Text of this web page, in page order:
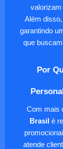
Além
garantindo
que
Por
Com mais
Brasil é
atende